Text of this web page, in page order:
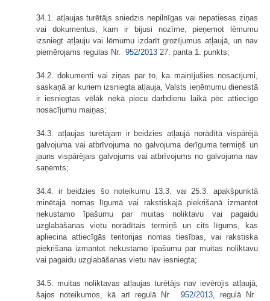
34.1. atļaujas turētājs sniedzis nepilnīgas vai nepatiesas ziņas
vai dokumentus, kam ir bijusi nozīme, pieņemot lēmumu
izsniegt atļauju vai lēmumu izdarīt grozījumus atļaujā, un nav
piemērojams regulas Nr. 952/2013 27. panta 1. punkts;
34.2. dokumenti vai ziņas par to, ka mainījušies nosacījumi,
saskaņā ar kuriem izsniegta atļauja, Valsts ieņēmumu dienestā
ir iesniegtas vēlāk nekā piecu darbdienu laikā pēc attiecīgo
nosacījumu maiņas;
34.3. atļaujas turētājam ir beidzies atļaujā norādītā vispārējā
galvojuma vai atbrīvojuma no galvojuma derīguma termiņš un
jauns vispārējais galvojums vai atbrīvojums no galvojuma nav
saņemts;
34.4. ir beidzies šo noteikumu 13.3. vai 25.3. apakšpunktā
minētajā nomas līgumā vai rakstiskajā piekrišanā izmantot
nekustamo īpašumu par muitas noliktavu vai pagaidu
uzglabāšanas vietu norādītais termiņš un cits līgums, kas
apliecina attiecīgās teritorijas nomas tiesības, vai rakstiska
piekrišana izmantot nekustamo īpašumu par muitas noliktavu
vai pagaidu uzglabāšanas vietu nav iesniegta;
34.5. muitas noliktavas atļaujas turētājs nav ievērojis atļaujā,
šajos noteikumos, kā arī regulā Nr. 952/2013, regulā Nr.